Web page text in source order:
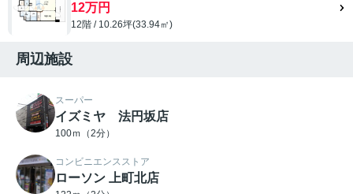
12万円
12階 / 10.26坪(33.94㎡)
周辺施設
スーパー
イズミヤ 法円坂店
100ｍ（2分）
コンビニエンスストア
ローソン 上町北店